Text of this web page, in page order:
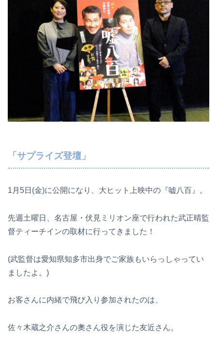
「サプライズ登壇」
1月5日(金)に公開になり、大ヒット上映中の『嘘八百』。
先週土曜日、名古屋・伏見ミリオン座で行われた武正晴監
督ティーチインの取材に行ってきました！
(武監督は愛知県知多市出身でご家族もいらっしゃってい
ましたよ。)
お客さんに内緒で飛び入り参加されたのは、
佐々木蔵之介さんの奧さん役を演じた友近さん。